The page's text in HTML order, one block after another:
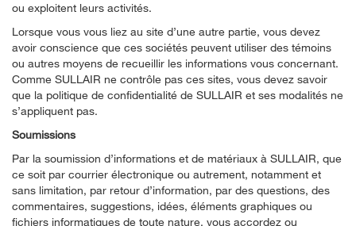
ou exploitent leurs activités.
Lorsque vous vous liez au site d’une autre partie, vous devez
avoir conscience que ces sociétés peuvent utiliser des témoins
ou autres moyens de recueillir les informations vous concernant.
Comme SULLAIR ne contrôle pas ces sites, vous devez savoir
que la politique de confidentialité de SULLAIR et ses modalités ne
s’appliquent pas.
Soumissions
Par la soumission d’informations et de matériaux à SULLAIR, que
ce soit par courrier électronique ou autrement, notamment et
sans limitation, par retour d’information, par des questions, des
commentaires, suggestions, idées, éléments graphiques ou
fichiers informatiques de toute nature, vous accordez ou